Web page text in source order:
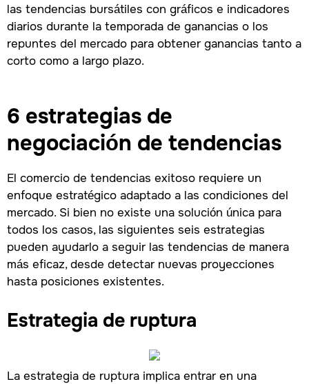
las tendencias bursátiles con gráficos e indicadores
diarios durante la temporada de ganancias o los
repuntes del mercado para obtener ganancias tanto a
corto como a largo plazo.
6 estrategias de
negociación de tendencias
El comercio de tendencias exitoso requiere un
enfoque estratégico adaptado a las condiciones del
mercado. Si bien no existe una solución única para
todos los casos, las siguientes seis estrategias
pueden ayudarlo a seguir las tendencias de manera
más eficaz, desde detectar nuevas proyecciones
hasta posiciones existentes.
Estrategia de ruptura
La estrategia de ruptura implica entrar en una